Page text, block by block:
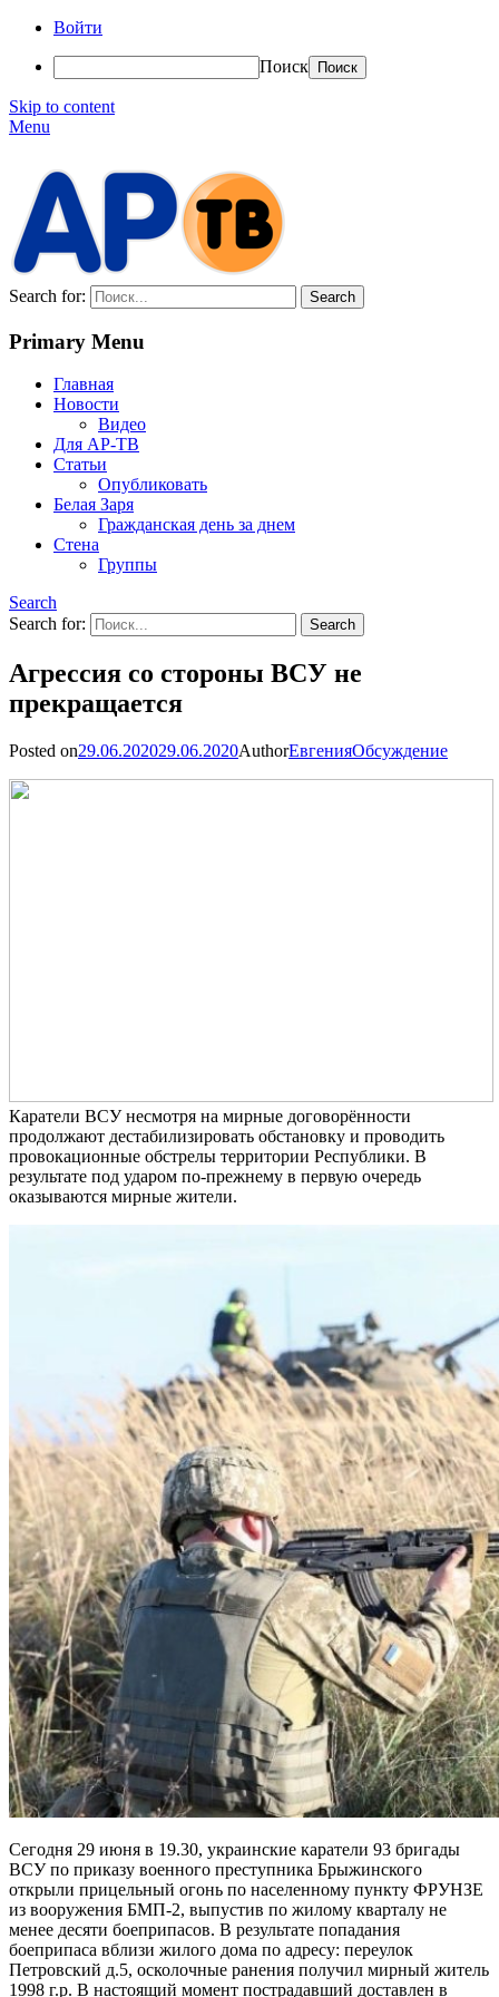
Войти
Поиск
Skip to content
Menu
Search for:
Primary Menu
Главная
Новости
Видео
Для АР-ТВ
Статьи
Опубликовать
Белая Заря
Гражданская день за днем
Стена
Группы
Search
Search for:
Агрессия со стороны ВСУ не
прекращается
Posted on29.06.202029.06.2020AuthorЕвгенияОбсуждение
Каратели ВСУ несмотря на мирные договорённости
продолжают дестабилизировать обстановку и проводить
провокационные обстрелы территории Республики. В
результате под ударом по-прежнему в первую очередь
оказываются мирные жители.
Сегодня 29 июня в 19.30, украинские каратели 93 бригады
ВСУ по приказу военного преступника Брыжинского
открыли прицельный огонь по населенному пункту ФРУНЗЕ
из вооружения БМП-2, выпустив по жилому кварталу не
менее десяти боеприпасов. В результате попадания
боеприпаса вблизи жилого дома по адресу: переулок
Петровский д.5, осколочные ранения получил мирный житель
1998 г.р. В настоящий момент пострадавший доставлен в